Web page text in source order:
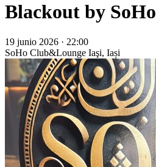
Blackout by SoHo
19 junio 2026 · 22:00
SoHo Club&Lounge Iaşi, Iași